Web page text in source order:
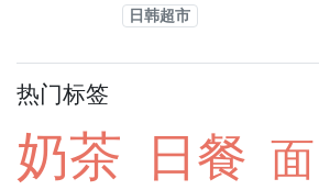
日韩超市
热门标签
奶茶 日餐 面